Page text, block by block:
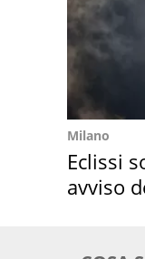
Milano
Eclissi
avviso